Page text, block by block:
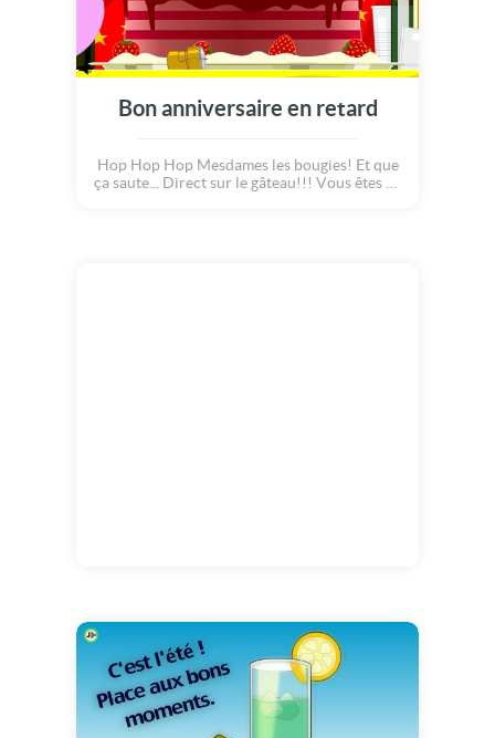
Bon anniversaire en retard
Hop Hop Hop Mesdames les bougies! Et que
ça saute... Direct sur le gâteau!!! Vous êtes en